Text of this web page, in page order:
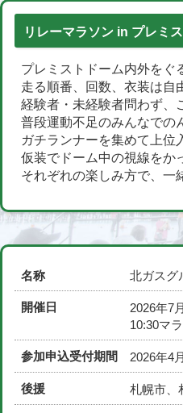
リレーマラソン in プレミ
プレミストドーム内外をぐ
走る順番、回数、衣装は自
経験者・未経験者問わず、
普段運動不足のみんなでの
ガチランナーを集めて上位
仮装でドーム中の視線をか
それぞれの楽しみ方で、一
名称 北ガスグ
開催日
2026年7
10:30マ
参加申込受付期間 2026年4
後援 札幌市、